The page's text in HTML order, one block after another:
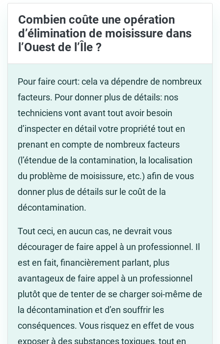
Combien coûte une opération
d’élimination de moisissure dans
l’Ouest de l’Île ?
Pour faire court: cela va dépendre de nombreux
facteurs. Pour donner plus de détails: nos
techniciens vont avant tout avoir besoin
d’inspecter en détail votre propriété tout en
prenant en compte de nombreux facteurs
(l’étendue de la contamination, la localisation
du problème de moisissure, etc.) afin de vous
donner plus de détails sur le coût de la
décontamination.
Tout ceci, en aucun cas, ne devrait vous
décourager de faire appel à un professionnel. Il
est en fait, financièrement parlant, plus
avantageux de faire appel à un professionnel
plutôt que de tenter de se charger soi-même de
la décontamination et d’en souffrir les
conséquences. Vous risquez en effet de vous
exposer à des substances toxiques, tout en